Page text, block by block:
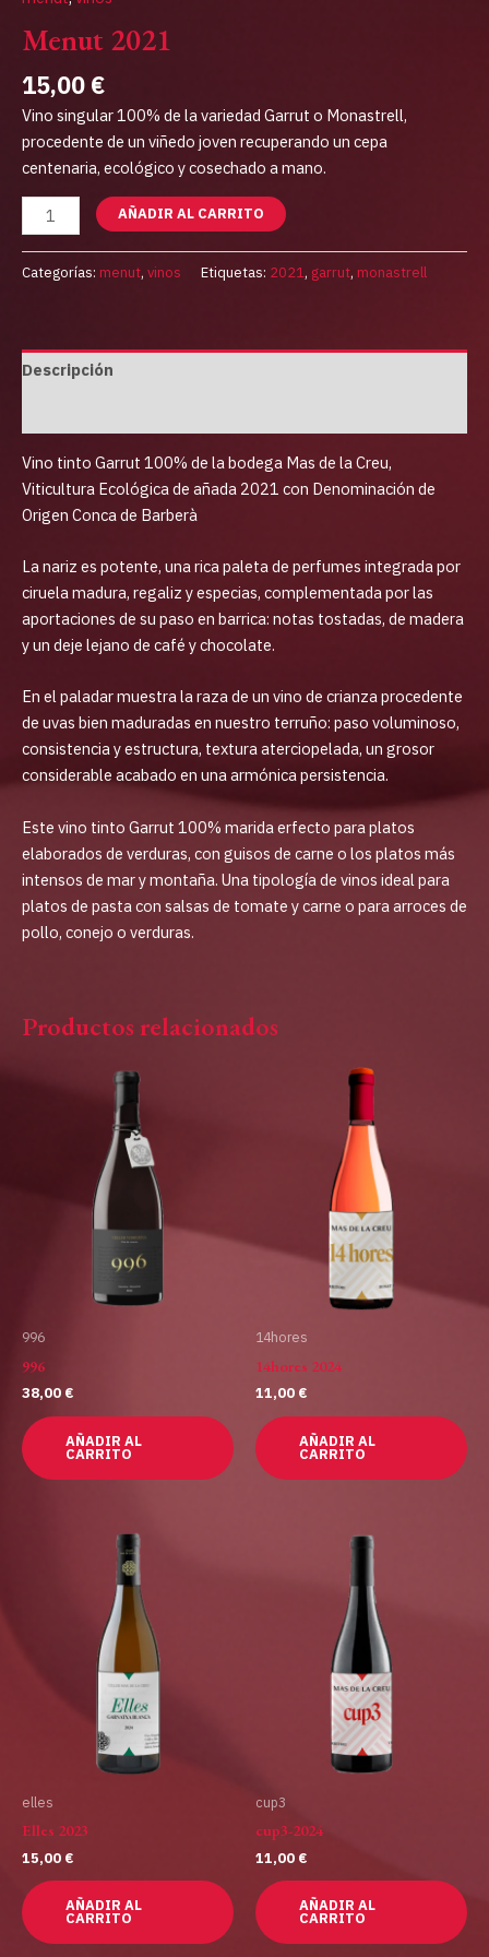
Menut 2021
15,00 €
Vino singular 100% de la variedad Garrut o Monastrell,
procedente de un viñedo joven recuperando un cepa
centenaria, ecológico y cosechado a mano.
AÑADIR AL CARRITO
Categorías: menut, vinos Etiquetas: 2021, garrut, monastrell
Descripción
Vino tinto Garrut 100% de la bodega Mas de la Creu,
Viticultura Ecológica de añada 2021 con Denominación de
Origen Conca de Barberà
La nariz es potente, una rica paleta de perfumes integrada por
ciruela madura, regaliz y especias, complementada por las
aportaciones de su paso en barrica: notas tostadas, de madera
y un deje lejano de café y chocolate.
En el paladar muestra la raza de un vino de crianza procedente
de uvas bien maduradas en nuestro terruño: paso voluminoso,
consistencia y estructura, textura aterciopelada, un grosor
considerable acabado en una armónica persistencia.
Este vino tinto Garrut 100% marida erfecto para platos
elaborados de verduras, con guisos de carne o los platos más
intensos de mar y montaña. Una tipología de vinos ideal para
platos de pasta con salsas de tomate y carne o para arroces de
pollo, conejo o verduras.
Productos relacionados
996
996
38,00 €
AÑADIR AL
CARRITO
14hores
14hores 2024
11,00 €
AÑADIR AL
CARRITO
elles
Elles 2023
15,00 €
AÑADIR AL
CARRITO
cup3
cup3-2024
11,00 €
AÑADIR AL
CARRITO